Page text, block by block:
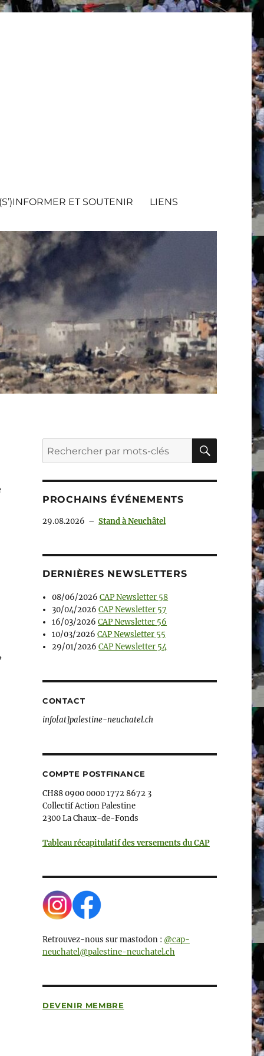
ET SOUTENIR LIENS
Recherche
pour :
PROCHAINS ÉVÉNEMENTS
29.08.2026 – Stand à Neuchâtel
DERNIÈRES NEWSLETTERS
08/06/2026 CAP Newsletter 58
30/04/2026 CAP Newsletter 57
16/03/2026 CAP Newsletter 56
10/03/2026 CAP Newsletter 55
29/01/2026 CAP Newsletter 54
CONTACT
info[at]palestine-neuchatel.ch
COMPTE POSTFINANCE
CH88 0900 0000 1772 8672 3
Collectif Action Palestine
2300 La Chaux-de-Fonds
Tableau récapitulatif des versements du CAP
Retrouvez-nous sur mastodon : @cap-
neuchatel@palestine-neuchatel.ch
DEVENIR MEMBRE